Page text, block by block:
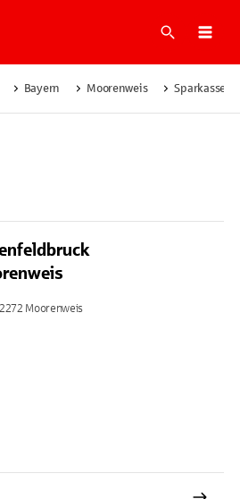
Suche
Bayern Moorenweis Sparkasse
Moorenweis